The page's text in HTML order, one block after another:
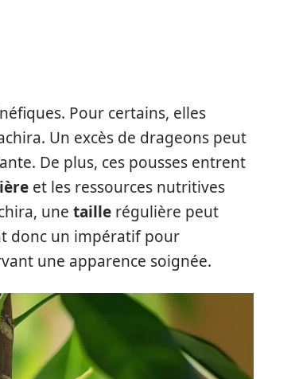
Pour certains, elles
Un excès de drageons peut
De plus, ces pousses entrent
et les ressources nutritives
une taille régulière peut
donc un impératif pour
une apparence soignée.